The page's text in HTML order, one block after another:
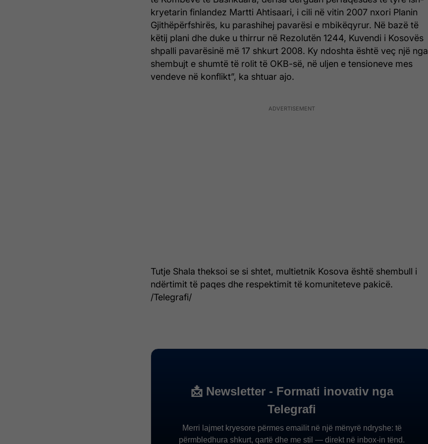
kryetarin finlandez Martti Ahtisaari, i cili në vitin 2007 nxori Planin
Gjithëpërfshirës, ku parashihej pavarësi e mbikëqyrur. Në bazë të
këtij plani dhe duke u thirrur në Rezolutën 1244, Kuvendi i Kosovës
shpalli pavarësinë më 17 shkurt 2008. Ky ndoshta është veç një nga
shembujt e shumtë të rolit të OKB-së, në uljen e tensioneve mes
vendeve në konflikt”, ka shtuar ajo.
Tutje Shala theksoi se si shtet, multietnik Kosova është shembull i
ndërtimit të paqes dhe respektimit të komuniteteve pakicë.
/Telegrafi/